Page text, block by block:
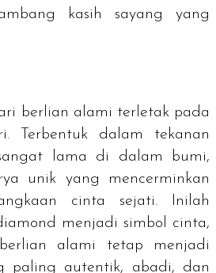
kasih sayang yang
berlian alami terletak pada
Terbentuk dalam tekanan
lama di dalam bumi,
unik yang mencerminkan
cinta sejati. Inilah
menjadi simbol cinta,
alami tetap menjadi
paling autentik, abadi, dan